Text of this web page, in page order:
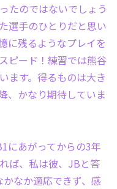
たのではないでしょう
選手のひとりだと思い
に残るようなプレイを
ピード！練習では熊谷
ます。得るものは大き
、かなり期待していま
にあがってからの3年
ば、私は彼、JBと答
なか適応できず、感